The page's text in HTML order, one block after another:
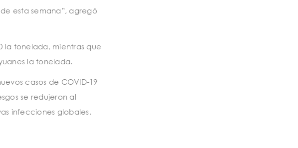
esta semana”, agregó
la tonelada, mientras que
la tonelada.
casos de COVID-19
se redujeron al
infecciones globales.